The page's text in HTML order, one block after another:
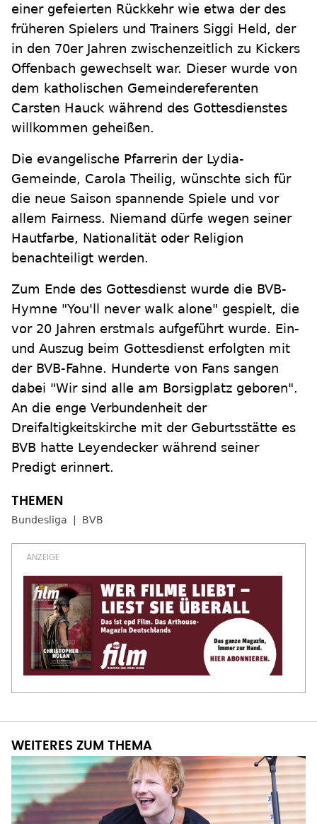
einer gefeierten Rückkehr wie etwa der des
früheren Spielers und Trainers Siggi Held, der
in den 70er Jahren zwischenzeitlich zu Kickers
Offenbach gewechselt war. Dieser wurde von
dem katholischen Gemeindereferenten
Carsten Hauck während des Gottesdienstes
willkommen geheißen.
Die evangelische Pfarrerin der Lydia-
Gemeinde, Carola Theilig, wünschte sich für
die neue Saison spannende Spiele und vor
allem Fairness. Niemand dürfe wegen seiner
Hautfarbe, Nationalität oder Religion
benachteiligt werden.
Zum Ende des Gottesdienst wurde die BVB-
Hymne "You'll never walk alone" gespielt, die
vor 20 Jahren erstmals aufgeführt wurde. Ein-
und Auszug beim Gottesdienst erfolgten mit
der BVB-Fahne. Hunderte von Fans sangen
dabei "Wir sind alle am Borsigplatz geboren".
An die enge Verbundenheit der
Dreifaltigkeitskirche mit der Geburtsstätte es
BVB hatte Leyendecker während seiner
Predigt erinnert.
Bundesliga BVB
WEITERES ZUM THEMA